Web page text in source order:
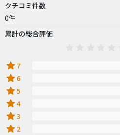
クチコミ件数
0件
累計の総合評価
star 7
star 6
star5
star4
star3
star 2